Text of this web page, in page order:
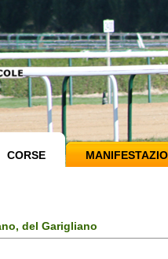
CORSE
del Garigliano